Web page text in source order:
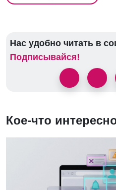
Нас удобно читать в
Подписывайся!
Кое-что